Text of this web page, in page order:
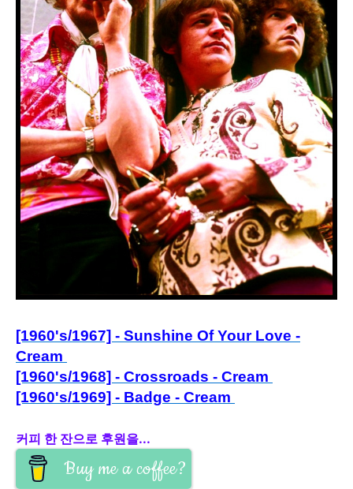
[1960's/1967] - Sunshine Of Your Love -
Cream
[1960's/1968] - Crossroads - Cream
[1960's/1969] - Badge - Cream
커피 한 잔으로 후원을...
Buy me a coffee?